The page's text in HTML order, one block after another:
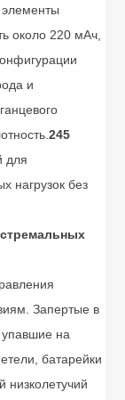
элементы
около 220 мАч,
и
245
для
нагрузок без
Запертые в
на
батарейки
низколетучий